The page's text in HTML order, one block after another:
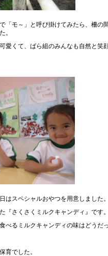
「モ～」と呼び掛けてみたら、柵の
。
愛くて、ばら組のみんなも自然と笑
はスペシャルおやつを用意しました。
『さくさくミルクキャンディ』です。
べるミルクキャンディの味はどうだ
育でした。